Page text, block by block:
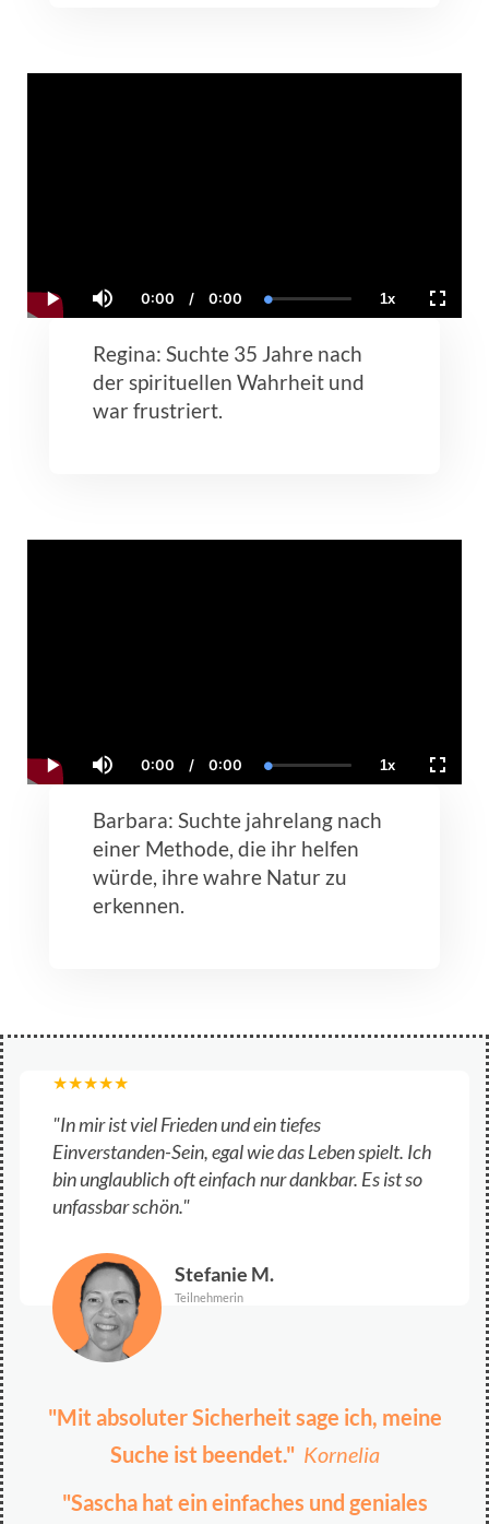
Play Mute
Current
Time
0:00 / Duration
0:00 Loaded:
0.00%
1xPlayback
Rate
Regina: Suchte 35 Jahre nach
der spirituellen Wahrheit und
war frustriert.
Play Mute
Current
Time
0:00 / Duration
0:00 Loaded:
0.00%
1xPlayback
Rate
Barbara: Suchte jahrelang nach
einer Methode, die ihr helfen
würde, ihre wahre Natur zu
erkennen.
★★★★★
"In mir ist viel Frieden und ein tiefes
Einverstanden-Sein, egal wie das Leben spielt. Ich
bin unglaublich oft einfach nur dankbar. Es ist so
unfassbar schön."
Stefanie M.
Teilnehmerin
"Mit absoluter Sicherheit sage ich, meine
Suche ist beendet."Kornelia
"Sascha hat ein einfaches und geniales